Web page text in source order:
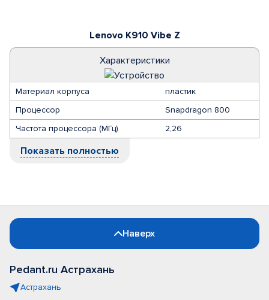
Lenovo K910 Vibe Z
Характеристики
Материал корпуса
пластик
Процессор
Snapdragon 800
Частота процессора (МГц)
2,26
Показать полностью
Наверх
Pedant.ru Астрахань
Астрахань